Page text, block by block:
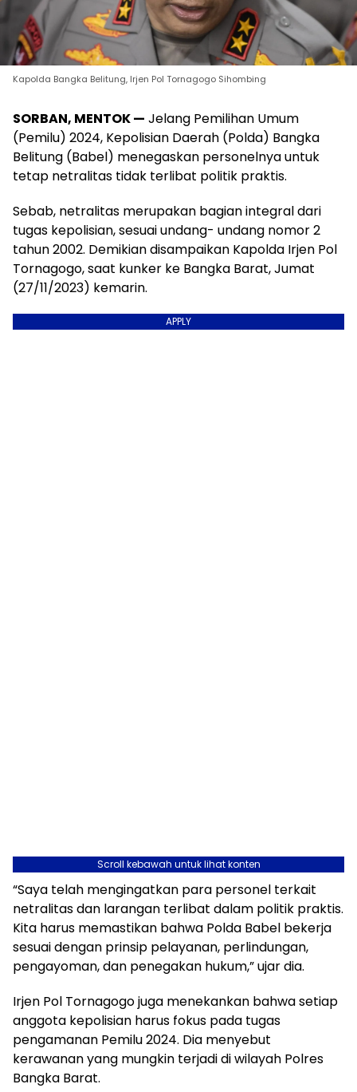
Kapolda Bangka Belitung, Irjen Pol Tornagogo Sihombing
SORBAN, MENTOK — Jelang Pemilihan Umum
(Pemilu) 2024, Kepolisian Daerah (Polda) Bangka
Belitung (Babel) menegaskan personelnya untuk
tetap netralitas tidak terlibat politik praktis.
Sebab, netralitas merupakan bagian integral dari
tugas kepolisian, sesuai undang- undang nomor 2
tahun 2002. Demikian disampaikan Kapolda Irjen Pol
Tornagogo, saat kunker ke Bangka Barat, Jumat
(27/11/2023) kemarin.
APPLY
Scroll kebawah untuk lihat konten
“Saya telah mengingatkan para personel terkait
netralitas dan larangan terlibat dalam politik praktis.
Kita harus memastikan bahwa Polda Babel bekerja
sesuai dengan prinsip pelayanan, perlindungan,
pengayoman, dan penegakan hukum,” ujar dia.
Irjen Pol Tornagogo juga menekankan bahwa setiap
anggota kepolisian harus fokus pada tugas
pengamanan Pemilu 2024. Dia menyebut
kerawanan yang mungkin terjadi di wilayah Polres
Bangka Barat.